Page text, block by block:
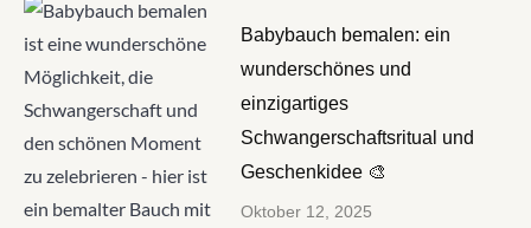
Babybauch bemalen: ein
wunderschönes und
einzigartiges
Schwangerschaftsritual und
Geschenkidee 🎨
Oktober 12, 2025